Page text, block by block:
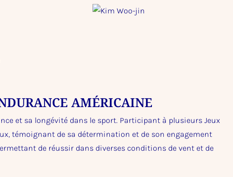
AMÉRICAINE
et sa longévité dans le sport. Participant à plusieurs Jeux
témoignant de sa détermination et de son engagement
de réussir dans diverses conditions de vent et de